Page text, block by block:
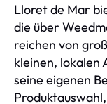
Lloret de Mar
die über
reichen von
kleinen, lokalen
seine eigenen